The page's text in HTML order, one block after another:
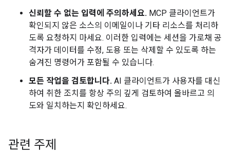
신뢰할 수 없는 입력에 주의하세요. MCP 클라이언트가
확인되지 않은 소스의 이메일이나 기타 리소스를 처리하
도록 요청하지 마세요. 이러한 입력에는 세션을 가로채 공
격자가 데이터를 수정, 도용 또는 삭제할 수 있도록 하는
숨겨진 명령어가 포함될 수 있습니다.
모든 작업을 검토합니다. AI 클라이언트가 사용자를 대신
하여 취한 조치를 항상 주의 깊게 검토하여 올바르고 의
도와 일치하는지 확인하세요.
관련 주제